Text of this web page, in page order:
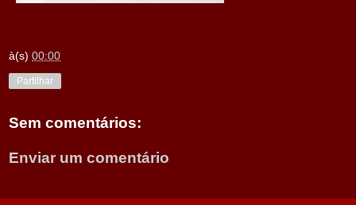
à(s) 00:00
Partilhar
Sem comentários:
Enviar um comentário